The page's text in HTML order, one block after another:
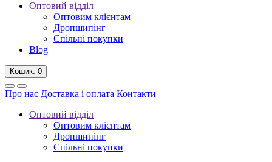
Оптовий відділ
Оптовим клієнтам
Дропшипінг
Спільні покупки
Blog
Кошик: 0
Про нас Доставка і оплата Контакти
Оптовий відділ
Оптовим клієнтам
Дропшипінг
Спільні покупки